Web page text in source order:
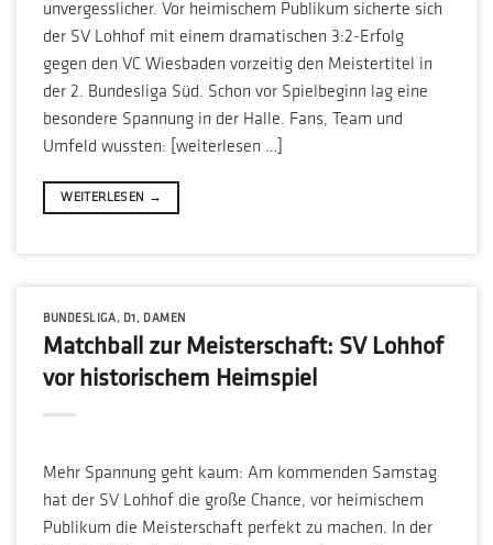
unvergesslicher. Vor heimischem Publikum sicherte sich
der SV Lohhof mit einem dramatischen 3:2-Erfolg
gegen den VC Wiesbaden vorzeitig den Meistertitel in
der 2. Bundesliga Süd. Schon vor Spielbeginn lag eine
besondere Spannung in der Halle. Fans, Team und
Umfeld wussten: [weiterlesen …]
WEITERLESEN →
BUNDESLIGA, D1, DAMEN
Matchball zur Meisterschaft: SV Lohhof
vor historischem Heimspiel
Mehr Spannung geht kaum: Am kommenden Samstag
hat der SV Lohhof die große Chance, vor heimischem
Publikum die Meisterschaft perfekt zu machen. In der